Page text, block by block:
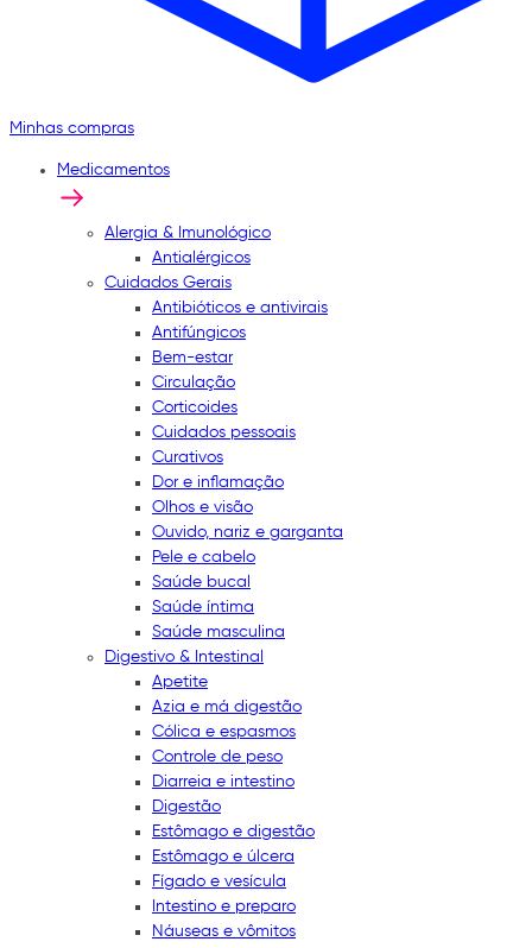
Minhas compras
Medicamentos
Alergia & Imunológico
Antialérgicos
Cuidados Gerais
Antibióticos e antivirais
Antifúngicos
Bem-estar
Circulação
Corticoides
Cuidados pessoais
Curativos
Dor e inflamação
Olhos e visão
Ouvido, nariz e garganta
Pele e cabelo
Saúde bucal
Saúde íntima
Saúde masculina
Digestivo & Intestinal
Apetite
Azia e má digestão
Cólica e espasmos
Controle de peso
Diarreia e intestino
Digestão
Estômago e digestão
Estômago e úlcera
Fígado e vesícula
Intestino e preparo
Náuseas e vômitos